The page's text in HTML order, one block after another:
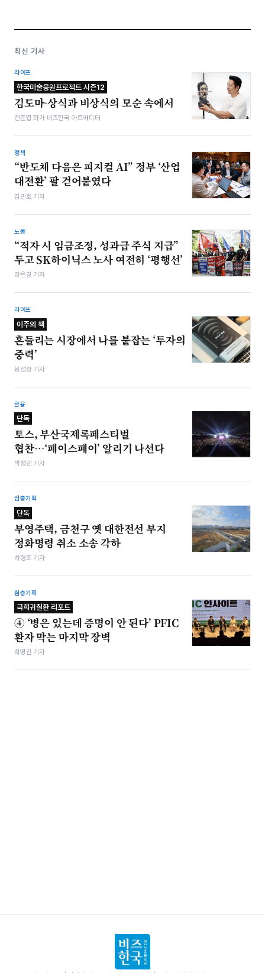
최신 기사
라이프
한국미술응원프로젝트 시즌12
김도마-상식과 비상식의 모순 속에서
전준엽 화가·비즈한국 아트에디터
정책
“반도체 다음은 피지컬 AI” 정부 ‘산업
대전환’ 팔 걷어붙였다
김민호 기자
노동
“적자 시 임금조정, 성과급 주식 지급”
두고 SK하이닉스 노사 여전히 ‘평행선’
강은경 기자
라이프
이주의 책
흔들리는 시장에서 나를 붙잡는 ‘투자의
중력’
봉성창 기자
금융
단독
토스, 부산국제록페스티벌
협찬…‘페이스페이’ 알리기 나선다
박형민 기자
심층기획
단독
부영주택, 금천구 옛 대한전선 부지
정화명령 취소 소송 각하
차형조 기자
심층기획
극희귀질환 리포트
④ ‘병은 있는데 증명이 안 된다’ PFIC
환자 막는 마지막 장벽
최영찬 기자